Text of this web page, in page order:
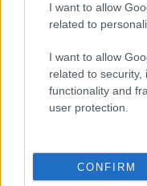
I want to allow
related to
I want to allow
related to security,
functionality and
user protection.
CONFIRM
azt sokan